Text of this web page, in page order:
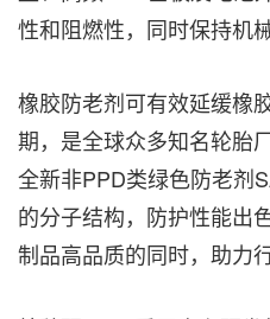
性和阻燃性，同时保持机
橡胶防老剂可有效延缓橡
期，是全球众多知名轮胎
全新非PPD类绿色防老剂
的分子结构，防护性能出
制品高品质的同时，助力